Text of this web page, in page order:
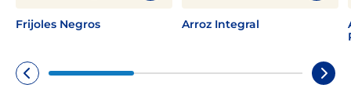
Frijoles Negros Arroz Integral